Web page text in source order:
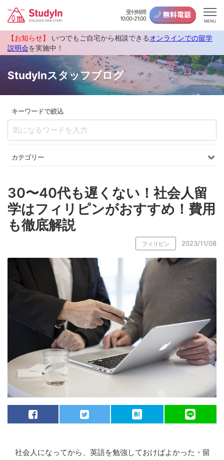
受付時間
10:00-21:00
MENU
【お知らせ】 いつでもご自宅から相談できるオンラインでの留学
説明会を実施中！
StudyInスタッフブログ
キーワードで絞込
カテゴリー
30〜40代も遅くない！社会人留
学はフィリピンがおすすめ！費用
も徹底解説
フィリピン 2023/11/08
社会人になってから、英語を勉強しておけばよかった・留